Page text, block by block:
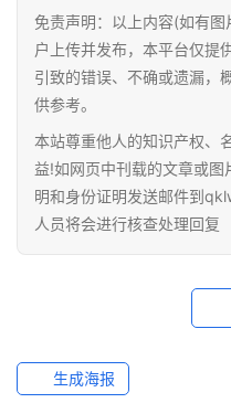
免责声明：以上内容(如有
户上传并发布，本平台仅提
引致的错误、不确或遗漏，
供参考。
本站尊重他人的知识产权、
益!如网页中刊载的文章或
明和身份证明发送邮件到
人员将会进行核查处理回复
生成海报